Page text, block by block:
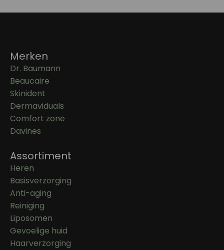
Merken
Dr. Baumann
Beaucaire
Skinident
Dermaviduals
Comfort zone
Davines
Assortiment
Heren
Basisverzorging
Anti-aging
Reiniging
Liposomen
Gevoelige huid
Haarverzorging